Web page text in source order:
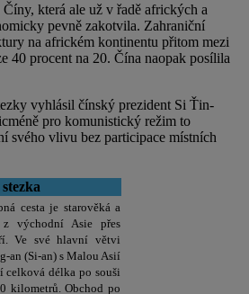
která ale už v řadě afrických a
pevně zakotvila. Zahraniční
na africkém kontinentu přitom mezi
40 procent na 20. Čína naopak posílila
vyhlásil čínský prezident Si Ťin-
pro komunistický režim to
svého vlivu bez participace místních
cesta je starověká a
z východní Asie přes
Ve své hlavní větvi
an (Si-an) s Malou Asií
celková délka po souši
kilometrů. Obchod po